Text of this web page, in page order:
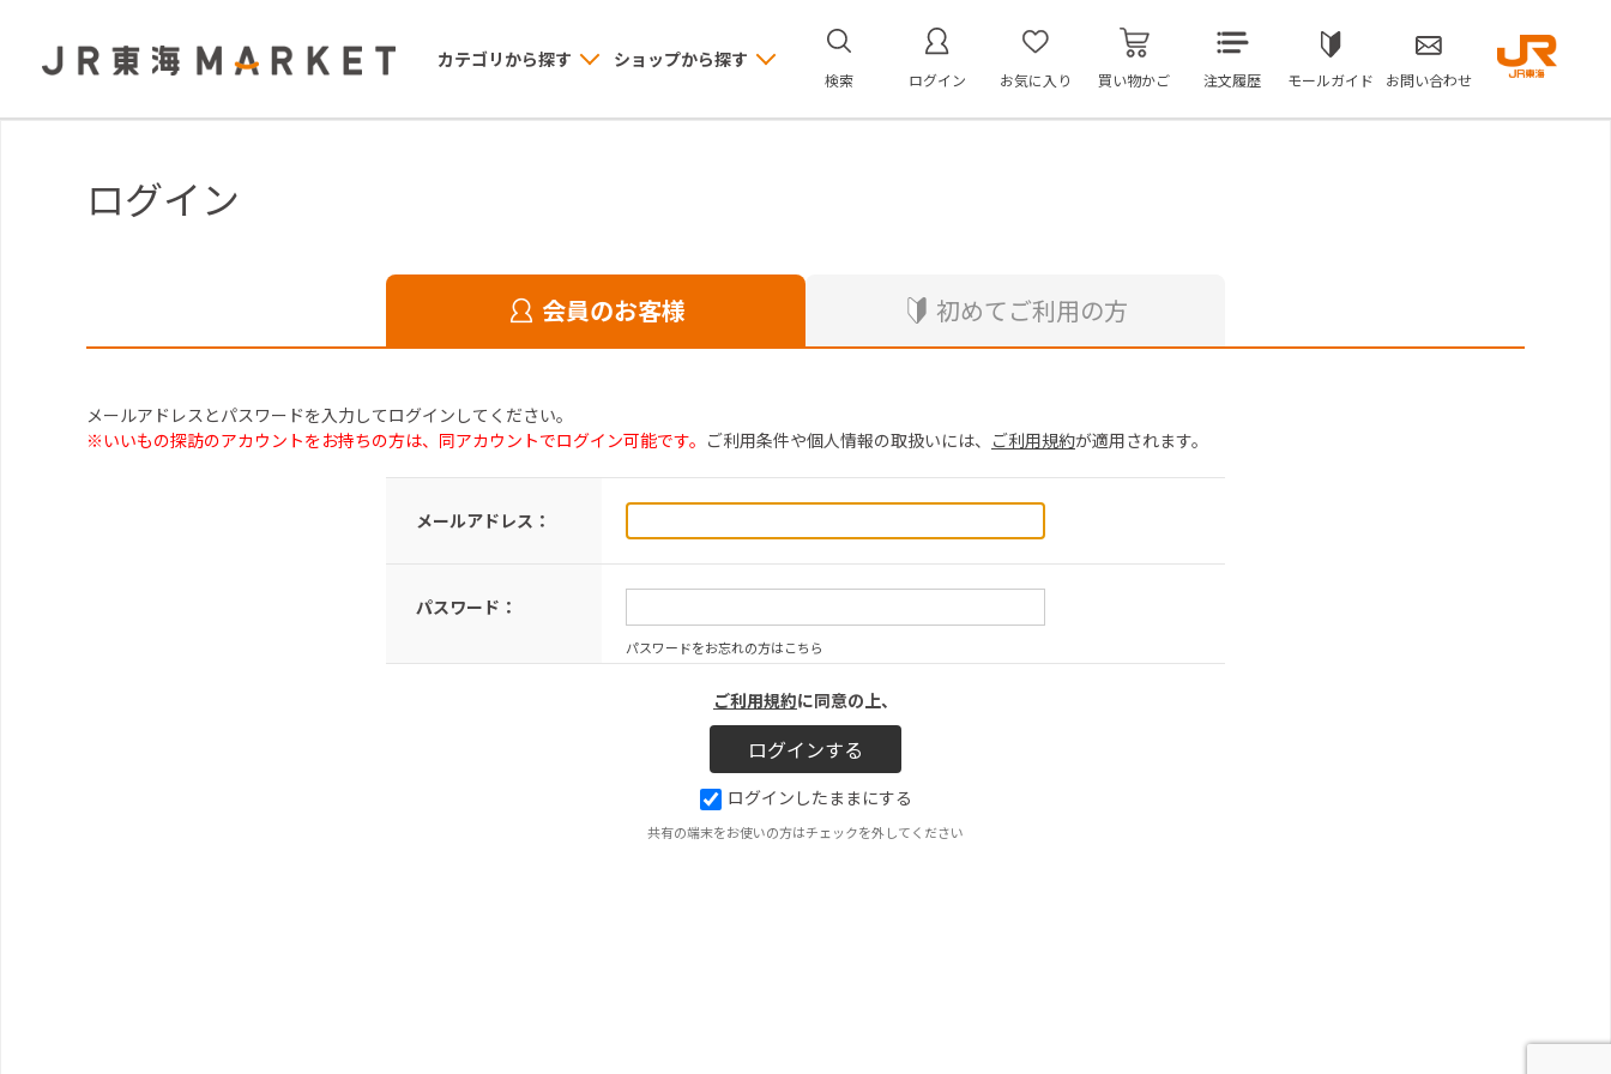
カテゴリから探す ショップから探す
検索 ログイン お気に入り 買い物かご 注文履歴 モールガイド お問い合わせ
ログイン
会員のお客様 初めてご利用の方
メールアドレスとパスワードを入力してログインしてください。
※いいもの探訪のアカウントをお持ちの方は、同アカウントでログイン可能です。 ご利用条件や個人情報の取扱いには、 ご利用規約が適用されます。
メールアドレス：
パスワード：
パスワードをお忘れの方はこちら
ご利用規約に同意の上、
ログインしたままにする
共有の端末をお使いの方はチェックを外してください